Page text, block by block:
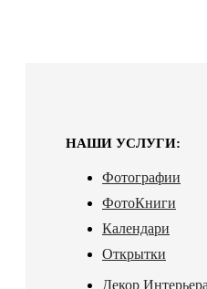
НАШИ УСЛУГИ:
Фотографии
ФотоКниги
Календари
Открытки
Декор Интерьера